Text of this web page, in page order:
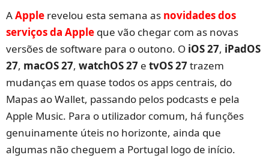
AApple revelou esta semana as novidades dos
serviços da Apple que vão chegar com as novas
versões de software para o outono. O iOS 27, iPadOS
27, macOS 27, watchOS 27 e tvOS 27trazem
mudanças em quase todos os apps centrais, do
Mapas ao Wallet, passando pelos podcasts e pela
Apple Music. Para o utilizador comum, há funções
genuinamente úteis no horizonte, ainda que
algumas não cheguem a Portugal logo de início.